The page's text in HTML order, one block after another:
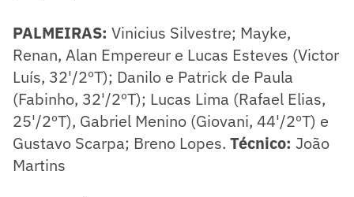
PALMEIRAS: Vinicius Silvestre; Mayke,
Renan, Alan Empereur e Lucas Esteves (Victor
Luís, 32'/2ºT); Danilo e Patrick de Paula
(Fabinho, 32'/2ºT); Lucas Lima (Rafael Elias,
25'/2ºT), Gabriel Menino (Giovani, 44'/2ºT) e
Gustavo Scarpa; Breno Lopes. Técnico: João
Martins